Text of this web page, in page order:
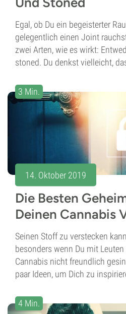
Egal, ob Du ein begeisterter
gelegentlich einen Joint
zwei Arten, wie es wirkt:
stoned. Du denkst vielleicht,
3 Min.
14. Oktober 2019
Die Besten
Deinen Cannabis
Seinen Stoff zu verstecken
besonders wenn Du mit
Cannabis nicht freundlich
paar Ideen, um Dich zu
4 Min.